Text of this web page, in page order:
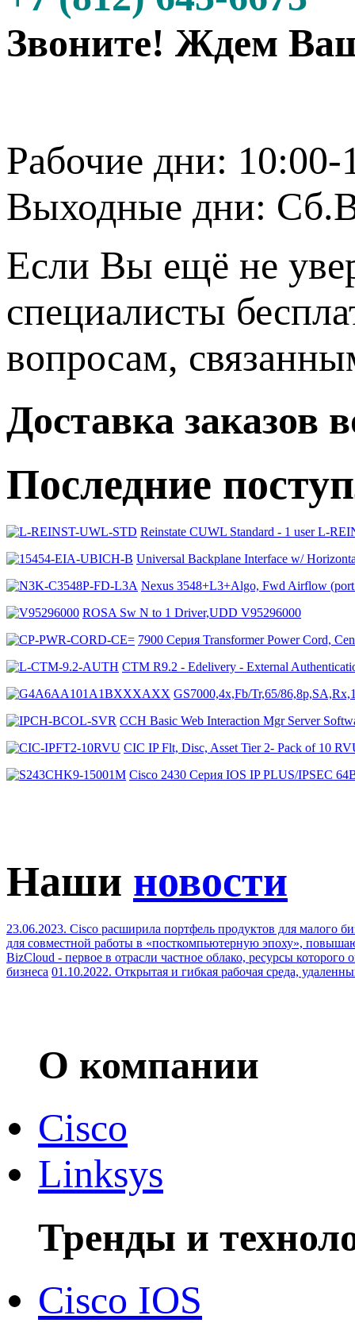
Звоните! Ждем
Рабочие дни: 10:00-
Выходные дни:
Если Вы ещё не
специалисты
вопросам,
Доставка заказов
Последние
Reinstate CUWL Standard - 1 user L-
Universal Backplane Interface w/
Nexus 3548+L3+Algo, Fwd Airflow
ROSA Sw N to 1 Driver,UDD V95296000
7900 Серия Transformer Power Cord,
CTM R9.2 - Edelivery - External
GS7000,4x,Fb/Tr,65/
CCH Basic Web Interaction Mgr Server
CIC IP Flt, Disc, Asset Tier 2- Pack of 10
Cisco 2430 Серия IOS IP PLUS/IPSEC
Наши новости
23.06.2023. Cisco расширила портфель продуктов для малого
для совместной работы в «посткомпьютерную эпоху»,
BizCloud - первое в отрасли частное облако, ресурсы которого
бизнеса 01.10.2022. Открытая и гибкая рабочая среда,
О компании
Cisco
Linksys
Тренды и
Cisco IOS